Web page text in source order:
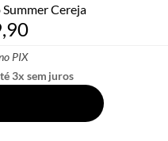
Cereja
PIX
3x sem juros